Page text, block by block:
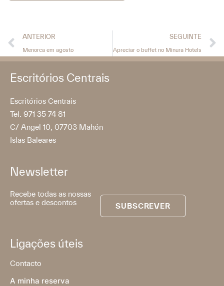
ANTERIOR
Menorca em agosto
SEGUINTE
Apreciar o buffet no Minura Hotels
Escritórios Centrais
Escritórios Centrais
Tel. 971 35 74 81
C/ Angel 10, 07703 Mahón
Islas Baleares
Newsletter
Recebe todas as nossas
ofertas e descontos
SUBSCREVER
Ligações úteis
Contacto
A minha reserva